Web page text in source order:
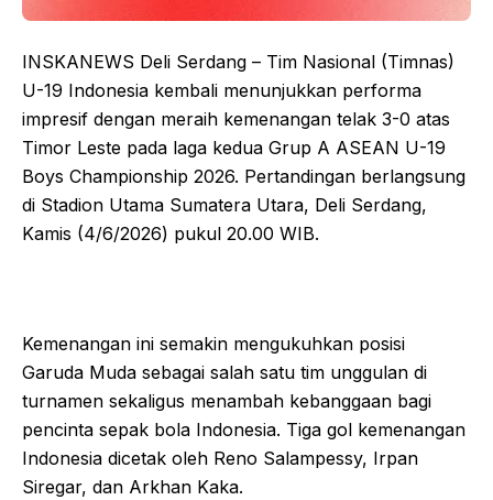
INSKANEWS Deli Serdang – Tim Nasional (Timnas)
U-19 Indonesia kembali menunjukkan performa
impresif dengan meraih kemenangan telak 3-0 atas
Timor Leste pada laga kedua Grup A ASEAN U-19
Boys Championship 2026. Pertandingan berlangsung
di Stadion Utama Sumatera Utara, Deli Serdang,
Kamis (4/6/2026) pukul 20.00 WIB.
Kemenangan ini semakin mengukuhkan posisi
Garuda Muda sebagai salah satu tim unggulan di
turnamen sekaligus menambah kebanggaan bagi
pencinta sepak bola Indonesia. Tiga gol kemenangan
Indonesia dicetak oleh Reno Salampessy, Irpan
Siregar, dan Arkhan Kaka.